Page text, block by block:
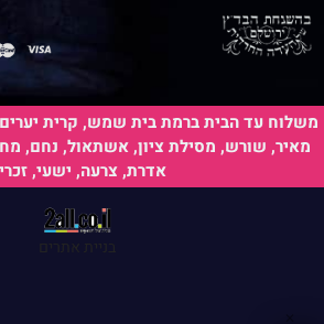
משלוח עד הבית ברמת בית שמש, קרית
מאיר, שורש, מסילת ציון, אשתאול, נחם,
אדרת, צרעה, ישעי,